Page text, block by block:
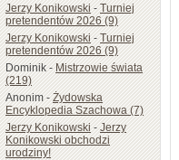
Jerzy Konikowski-Turniej
pretendentów 2026 (9)
Jerzy Konikowski-Turniej
pretendentów 2026 (9)
Dominik-Mistrzowie świata
(219)
Anonim-Żydowska
Encyklopedia Szachowa (7)
Jerzy Konikowski-Jerzy
Konikowski obchodzi
urodziny!